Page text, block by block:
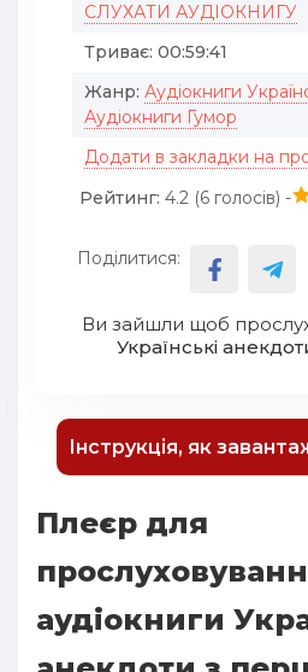
СЛУХАТИ АУДІОКНИГУ
Триває: 00:59:41
Жанр: Аудіокниги
Аудіокниги Гумор
Додати в закладки на
Рейтинг: 4.2 (6 голосів) -
Поділитися:
Ви зайшли щоб
Українські
Інструкція, як
Плеєр для
аудіокниги